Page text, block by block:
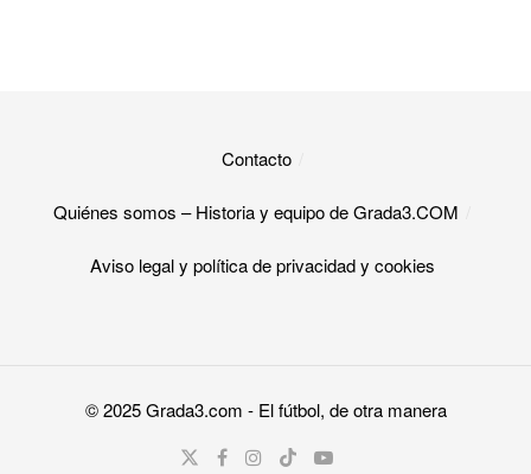
Contacto
Quiénes somos – Historia y equipo de Grada3.COM
Aviso legal y política de privacidad y cookies​
© 2025Grada3.com - El fútbol, de otra manera